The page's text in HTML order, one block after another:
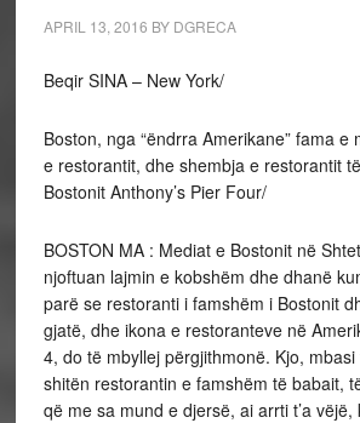
APRIL 13, 2016 BY DGRECA
Beqir SINA – New York/
Boston, nga “ëndrra Amerikane” fama e
e restorantit, dhe shembja e restorantit
Bostonit Anthony’s Pier Four/
BOSTON MA : Mediat e Bostonit në
njoftuan lajmin e kobshëm dhe dhanë
parë se restoranti i famshëm i Bostonit
gjatë, dhe ikona e restoranteve në
4, do të mbyllej përgjithmonë. Kjo, mbasi
shitën restorantin e famshëm të babait,
që me sa mund e djersë, ai arrti t’a